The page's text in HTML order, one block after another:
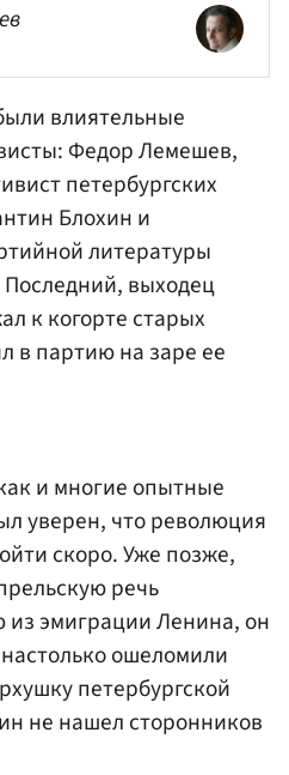
влиятельные
Федор Лемешев,
петербургских
Блохин и
литературы
выходец
к когорте старых
в партию на заре ее
и многие опытные
уверен, что революция
скоро. Уже позже,
речь
из эмиграции Ленина, он
ошеломили
петербургской
не нашел сторонников